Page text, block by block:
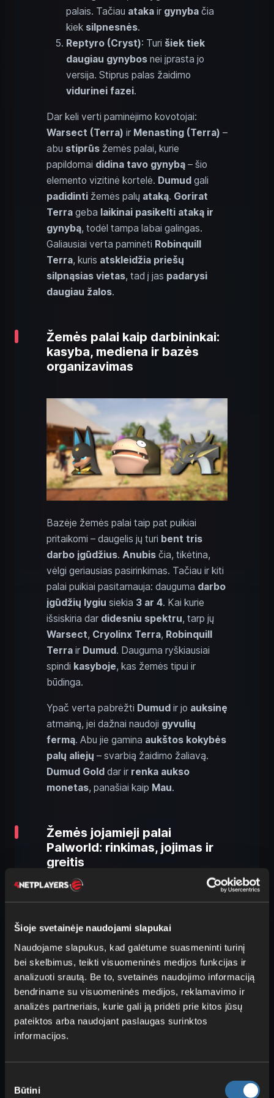
Šioje svetainėje naudojami slapukai
Naudojame slapukus, kad galėtume suasmeninti turinį
bei skelbimus, teikti visuomeninės medijos funkcijas ir
analizuoti srautą. Be to, svetainės naudojimo informaciją
bendriname su visuomeninės medijos, reklamavimo ir
analizės partneriais, kurie gali ją pridėti prie kitos jūsų
pateiktos arba naudojant paslaugas surinktos
informacijos.
pasirinkimas
Būtini
palais. Tačiau ataka ir gynyba čia
kiek silpnesnės.
Reptyro (Cryst): Turi šiek tiek
daugiau gynybos nei įprasta jo
versija. Stiprus palas žaidimo
vidurinei fazei.
Dar keli verti paminėjimo kovotojai:
Warsect (Terra) ir Menasting (Terra) –
abu stiprūs žemės palai, kurie
papildomai didina tavo gynybą – šio
elemento vizitinė kortelė. Dumud gali
padidinti žemės palų ataką. Gorirat
Terra geba laikinai pasikelti ataką ir
gynybą, todėl tampa labai galingas.
Galiausiai verta paminėti Robinquill
Terra, kuris atskleidžia priešų
silpnąsias vietas, tad į jas padarysi
daugiau žalos.
Žemės palai kaip darbininkai:
kasyba, mediena ir bazės
organizavimas
Bazėje žemės palai taip pat puikiai
pritaikomi – daugelis jų turi bent tris
darbo įgūdžius. Anubis čia, tikėtina,
vėlgi geriausias pasirinkimas. Tačiau ir kiti
palai puikiai pasitarnauja: dauguma darbo
įgūdžių lygiu siekia 3 ar 4. Kai kurie
išsiskiria dar didesniu spektru, tarp jų
Warsect, Cryolinx Terra, Robinquill
Terra ir Dumud. Dauguma ryškiausiai
spindi kasyboje, kas žemės tipui ir
būdinga.
Ypač verta pabrėžti Dumud ir jo auksinę
atmainą, jei dažnai naudoji gyvulių
fermą. Abu jie gamina aukštos kokybės
palų aliejų – svarbią žaidimo žaliavą.
Dumud Gold dar ir renka aukso
monetas, panašiai kaip Mau.
Žemės jojamieji palai
Palworld: rinkimas, jojimas ir
greitis
Beveik visi žemės tipo jojamieji palai
ištikimi savo elementui ir orientuojasi į
prilygstakitų tipų palams, tačiau kai kurie